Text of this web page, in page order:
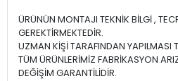
ÜRÜNÜN MONTAJI TEKNİK BİLGİ ,
GEREKTİRMEKTEDİR.
UZMAN KİŞİ TARAFINDAN YAPILMASI
TÜM ÜRÜNLERİMİZ FABRİKASYON
DEĞİŞİM GARANTİLİDİR.